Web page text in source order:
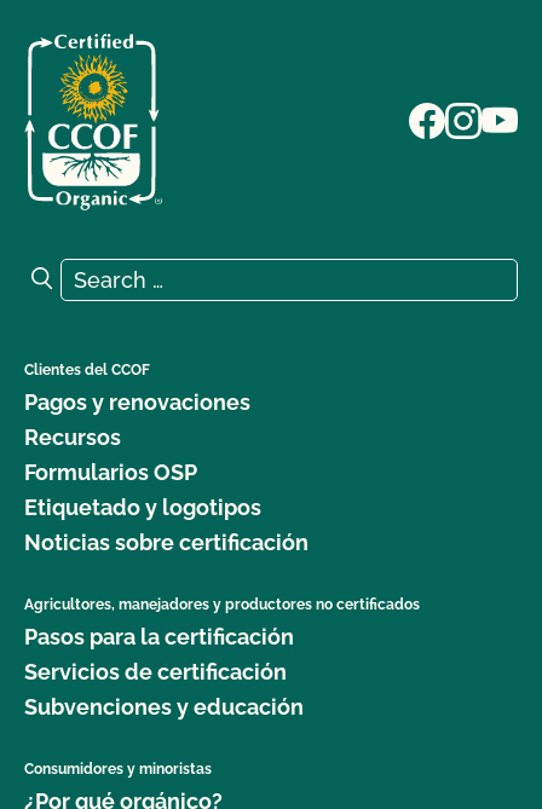
Search for:
Search
Clientes del CCOF
Pagos y renovaciones
Recursos
Formularios OSP
Etiquetado y logotipos
Noticias sobre certificación
Agricultores, manejadores y productores no certificados
Pasos para la certificación
Servicios de certificación
Subvenciones y educación
Consumidores y minoristas
¿Por qué orgánico?